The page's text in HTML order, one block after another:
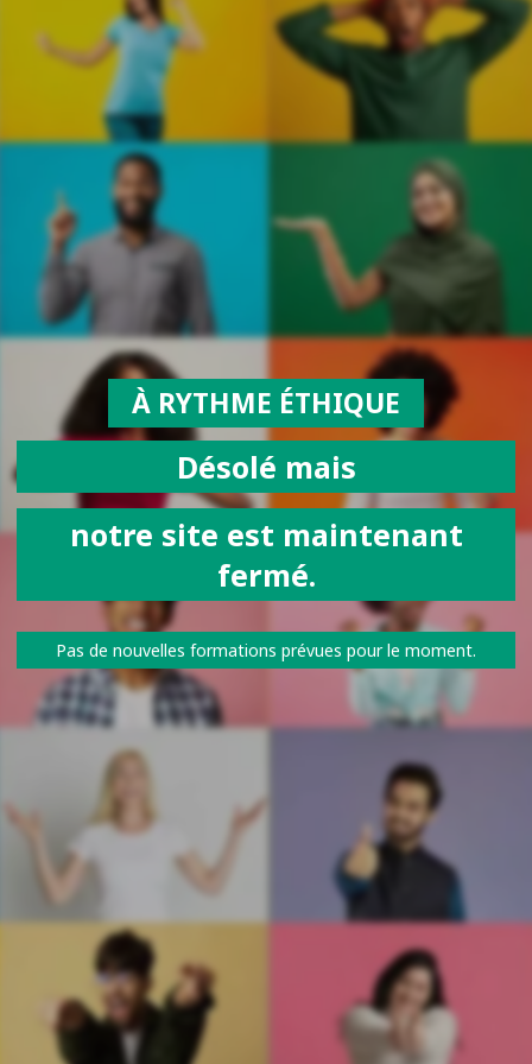
À RYTHME ÉTHIQUE
Désolé mais
notre site est maintenant
fermé.
Pas de nouvelles formations prévues pour le moment.